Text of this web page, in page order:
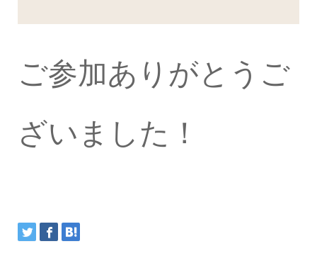
ご参加ありがとうご
ざいました！